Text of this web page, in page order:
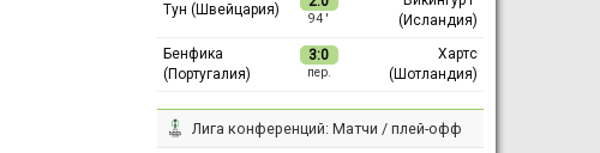
Тун (Швейцария)
94 ′
(Исландия)
Бенфика
(Португалия)
3:0
пер.
Хартс
(Шотландия)
Лига конференций: Матчи / плей-офф